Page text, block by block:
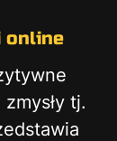
online
tj.